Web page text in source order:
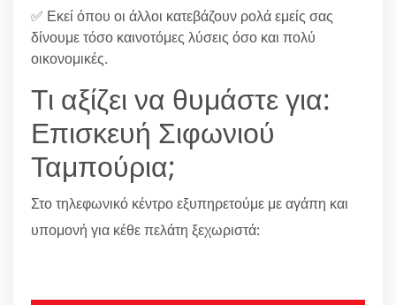
✅ Εκεί όπου οι άλλοι κατεβάζουν ρολά εμείς σας
δίνουμε τόσο καινοτόμες λύσεις όσο και πολύ
οικονομικές.
Τι αξίζει να θυμάστε για:
Επισκευή Σιφωνιού
Ταμπούρια;
Στο τηλεφωνικό κέντρο εξυπηρετούμε με αγάπη και
υπομονή για κέθε πελάτη ξεχωριστά: